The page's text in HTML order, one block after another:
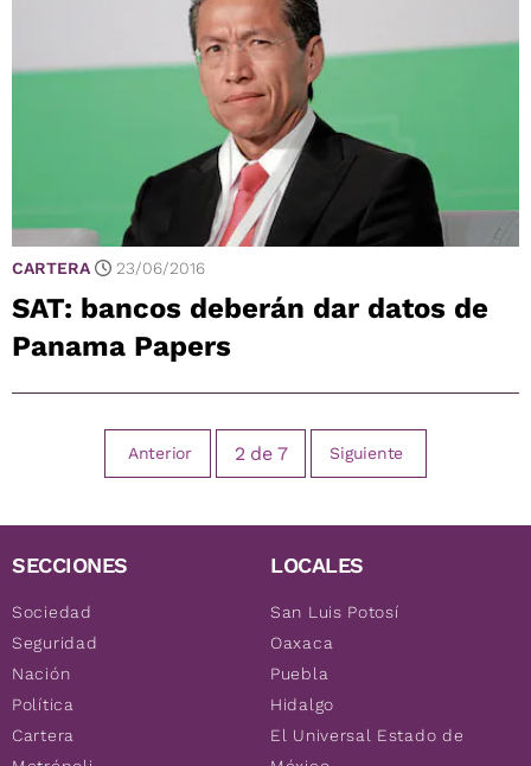
CARTERA 23/06/2016
SAT: bancos deberán dar datos de
Panama Papers
Anterior 2 de 7 Siguiente
SECCIONES
Sociedad
Seguridad
Nación
Política
Cartera
LOCALES
San Luis Potosí
Oaxaca
Puebla
Hidalgo
El Universal Estado de